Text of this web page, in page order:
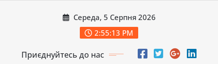
Середа, 5 Серпня 2026
2:55:15 PM
Приєднуйтесь до нас